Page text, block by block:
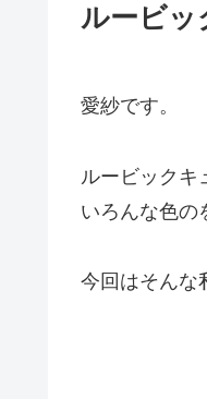
ルービッ
愛紗です。
ルービックキ
いろんな色の
今回はそんな